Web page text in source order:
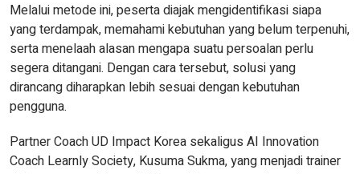
Melalui metode ini, peserta diajak mengidentifikasi siapa
yang terdampak, memahami kebutuhan yang belum terpenuhi,
serta menelaah alasan mengapa suatu persoalan perlu
segera ditangani. Dengan cara tersebut, solusi yang
dirancang diharapkan lebih sesuai dengan kebutuhan
pengguna.
Partner Coach UD Impact Korea sekaligus AI Innovation
Coach Learnly Society, Kusuma Sukma, yang menjadi trainer